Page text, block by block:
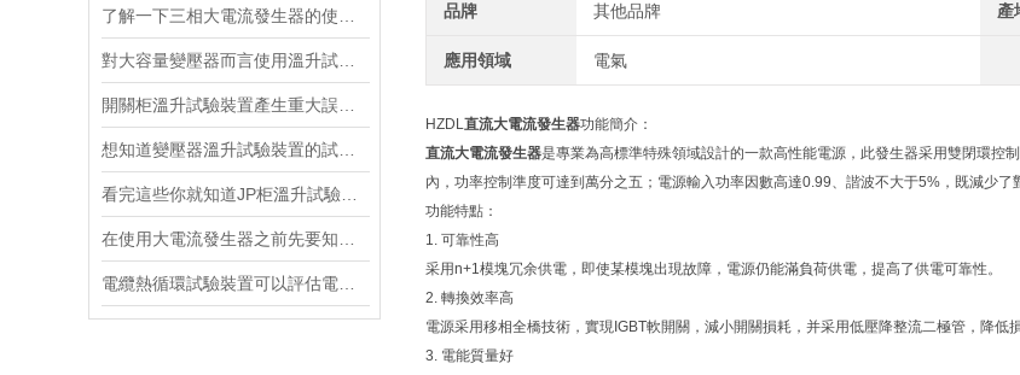
品牌 其他品牌 產
應用領域 電氣
HZDL直流大電流發生器功能簡介：
直流大電流發生器是專業為高標準特殊領域設計的一款高性能電源，此發生器采用雙閉環控
內，功率控制準度可達到萬分之五；電源輸入功率因數高達0.99、諧波不大于5%，既減少了
功能特點：
1. 可靠性高
采用n+1模塊冗余供電，即使某模塊出現故障，電源仍能滿負荷供電，提高了供電可靠性。
2. 轉換效率高
電源采用移相全橋技術，實現IGBT軟開關，減小開關損耗，并采用低壓降整流二極管，降低
3. 電能質量好